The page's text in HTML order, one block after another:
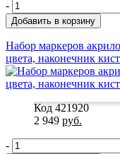
-
Добавить в корзину
Набор маркеров
цвета, наконечник
Код 421920
2 949 руб.
-